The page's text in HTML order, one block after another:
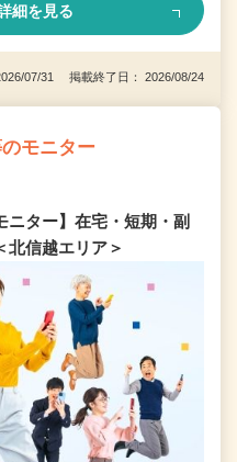
細を見る
07/31 掲載終了日： 2026/08/24
モニター
ニター】在宅・短期・副
信越エリア＞